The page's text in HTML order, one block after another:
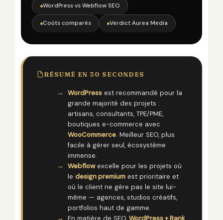
WordPress vs Webflow SEO
Coûts comparés Verdict Aurea Media
RÉSUMÉ EN 30 SECONDES
WordPress est recommandé pour la
grande majorité des projets :
artisans, consultants, TPE/PME,
boutiques e-commerce avec
WooCommerce. Meilleur SEO, plus
facile à gérer seul, écosystème
immense.
Webflowexcelle pour les projets où
ledesign premium est prioritaire et
où le client ne gère pas le site lui-
même — agences, studios créatifs,
portfolios haut de gamme.
En matière de SEO,WordPress + Rank